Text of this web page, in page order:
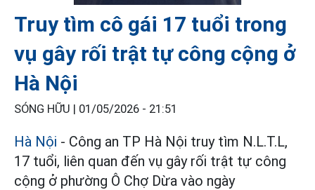
Truy tìm cô gái 17 tuổi trong
vụ gây rối trật tự công cộng ở
Hà Nội
SÓNG HỮU | 01/05/2026 - 21:51
Hà Nội - Công an TP Hà Nội truy tìm N.L.T.L,
17 tuổi, liên quan đến vụ gây rối trật tự công
cộng ở phường Ô Chợ Dừa vào ngày